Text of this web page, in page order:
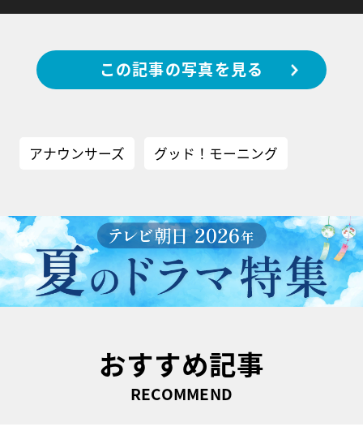
この記事の写真を見る
アナウンサーズ グッド！モーニング
おすすめ記事
RECOMMEND